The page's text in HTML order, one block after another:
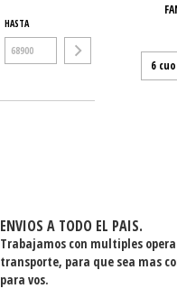
HASTA
6
ENVIOS A TODO EL PAIS.
Trabajamos con multiples
transporte, para que sea mas
para vos.